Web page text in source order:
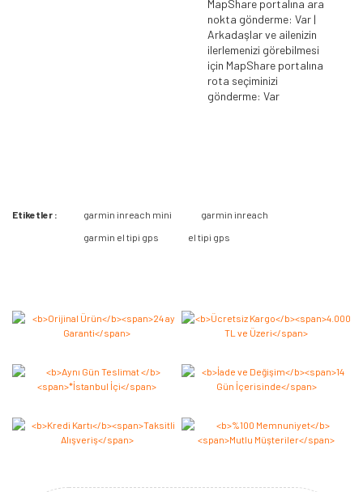
MapShare portalına ara
nokta gönderme: Var |
Arkadaşlar ve ailenizin
ilerlemenizi görebilmesi
için MapShare portalına
rota seçiminizi
gönderme: Var
Bu ürüne ilk yorumu siz yapın 2.000 Puan Kazanın!
Etiketler : garmin inreach mini
garmin inreach
garmin el tipi gps
el tipi gps